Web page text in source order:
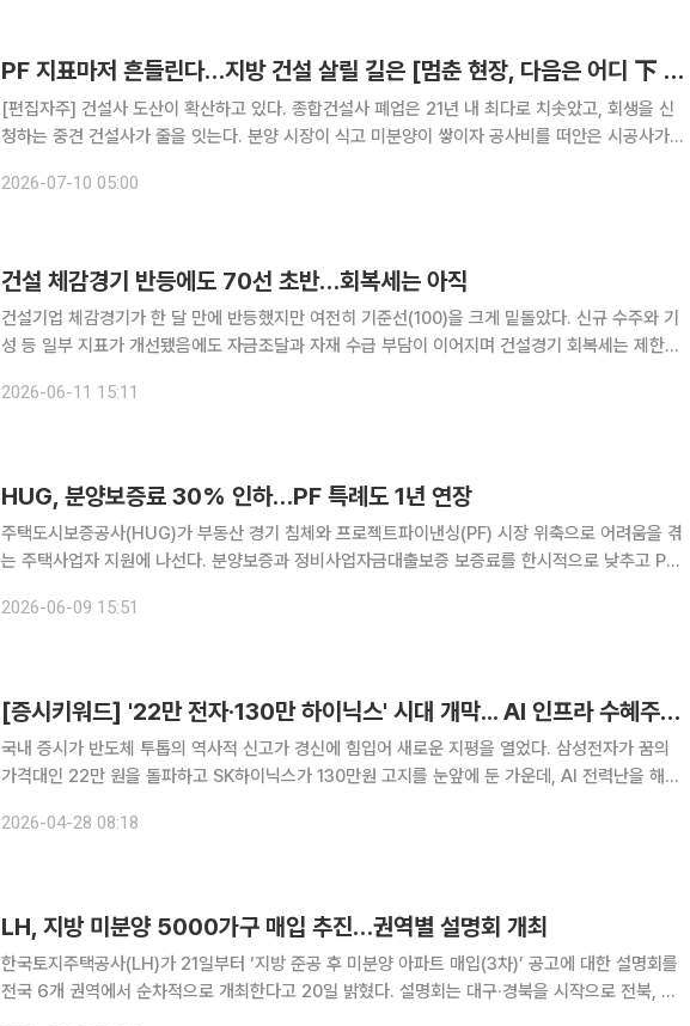
PF 지표마저 흔들린다…지방 건설 살릴 길은 [멈춘 현장, 다음은 어디 下 ③]
[편집자주] 건설사 도산이 확산하고 있다. 종합건설사 폐업은 21년 내 최다로 치솟았고, 회생을 신
청하는 중견 건설사가 줄을 잇는다. 분양 시장이 식고 미분양이 쌓이자 공사비를 떠안은 시공사가
회생 기록, 국토교통부 건설 행정 데이터를 직접 분석해 도산 위험도를
2026-07-10 05:00
건설 체감경기 반등에도 70선 초반…회복세는 아직
건설기업 체감경기가 한 달 만에 반등했지만 여전히 기준선(100)을 크게 밑돌았다. 신규 수주와 기
성 등 일부 지표가 개선됐음에도 자금조달과 자재 수급 부담이 이어지며 건설경기 회복세는 제한적
기업 경기실사지수(CBSI)가 71.5로 전월보다 6.3포인트(
2026-06-11 15:11
HUG, 분양보증료 30% 인하…PF 특례도 1년 연장
주택도시보증공사(HUG)가 부동산 경기 침체와 프로젝트파이낸싱(PF) 시장 위축으로 어려움을 겪
는 주택사업자 지원에 나선다. 분양보증과 정비사업자금대출보증 보증료를 한시적으로 낮추고 PF
2026-06-09 15:51
[증시키워드] '22만 전자·130만 하이닉스' 시대 개막... AI 인프라 수혜주로 관심 집중
국내 증시가 반도체 투톱의 역사적 신고가 경신에 힘입어 새로운 지평을 열었다. 삼성전자가 꿈의
가격대인 22만 원을 돌파하고 SK하이닉스가 130만원 고지를 눈앞에 둔 가운데, AI 전력난을 해결
2026-04-28 08:18
LH, 지방 미분양 5000가구 매입 추진…권역별 설명회 개최
한국토지주택공사(LH)가 21일부터 ‘지방 준공 후 미분양 아파트 매입(3차)’ 공고에 대한 설명회를
전국 6개 권역에서 순차적으로 개최한다고 20일 밝혔다. 설명회는 대구·경북을 시작으로 전북, 광